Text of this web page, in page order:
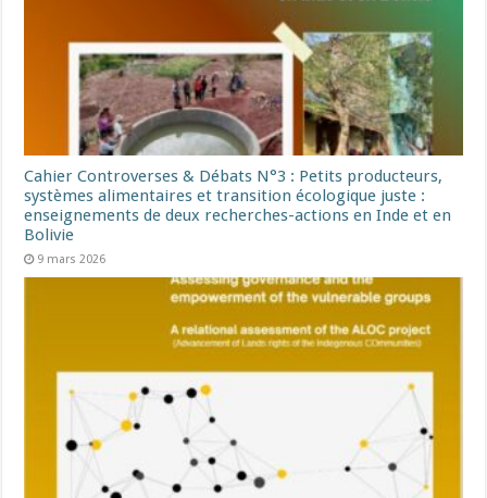
Cahier Controverses & Débats N°3 : Petits producteurs,
systèmes alimentaires et transition écologique juste :
enseignements de deux recherches-actions en Inde et en
Bolivie
9 mars 2026